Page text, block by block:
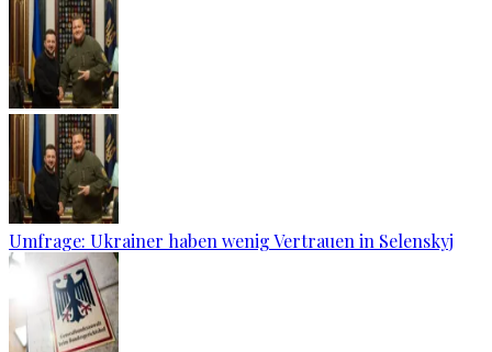
Umfrage: Ukrainer haben wenig Vertrauen in Selenskyj